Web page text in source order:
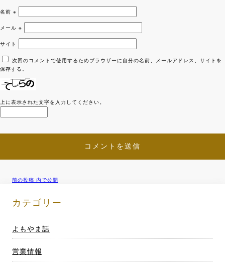
名前 ※
メール ※
サイト
次回のコメントで使用するためブラウザーに自分の名前、メールアドレス、サイトを
保存する。
上に表示された文字を入力してください。
投
稿
ビ
ゲ
前の投稿 内で公開
カテゴリー
よもやま話
営業情報